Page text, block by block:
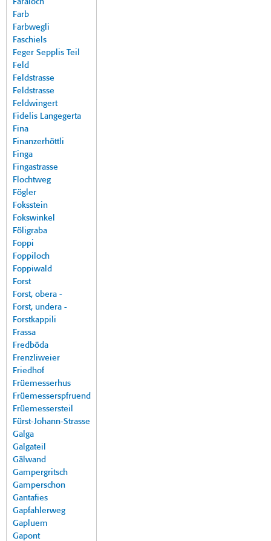
Faraloch
Farb
Farbwegli
Faschiels
Feger Sepplis Teil
Feld
Feldstrasse
Feldstrasse
Feldwingert
Fidelis Langegerta
Fina
Finanzerhöttli
Finga
Fingastrasse
Flochtweg
Fögler
Foksstein
Fokswinkel
Föligraba
Foppi
Foppiloch
Foppiwald
Forst
Forst, obera -
Forst, undera -
Forstkappili
Frassa
Fredböda
Frenzliweier
Friedhof
Früemesserhus
Früemesserspfruend
Früemessersteil
Fürst-Johann-Strasse
Galga
Galgateil
Gälwand
Gampergritsch
Gamperschon
Gantafies
Gapfahlerweg
Gapluem
Gapont